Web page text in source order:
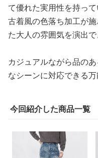
て優れた実用性を持って
古着風の色落ち加工が
た大人の雰囲気を演出で
カジュアルながら品の
なシーンに対応できる
今回紹介した商品一覧